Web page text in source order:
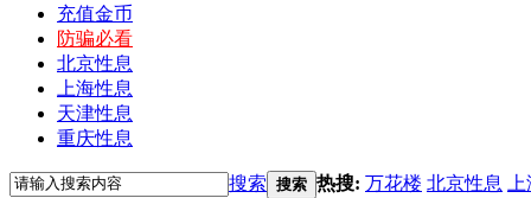
充值金币
防骗必看
北京性息
上海性息
天津性息
重庆性息
搜索 搜索 热搜: 万花楼 北京性息